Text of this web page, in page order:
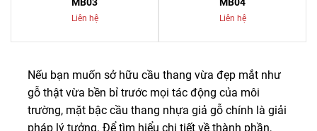
Liên hệ Liên hệ
Nếu bạn muốn sở hữu cầu thang vừa đẹp mắt như
gỗ thật vừa bền bỉ trước mọi tác động của môi
trường, mặt bậc cầu thang nhựa giả gỗ chính là giải
pháp lý tưởng. Để tìm hiểu chi tiết về thành phần,